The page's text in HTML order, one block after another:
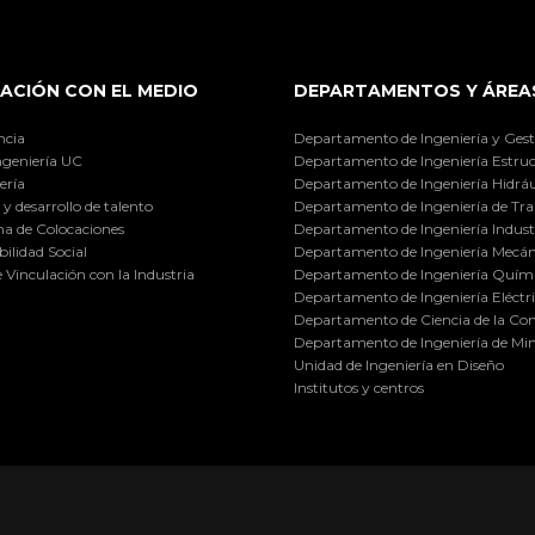
CON EL MEDIO
UC
desarrollo de talento
de Colocaciones
Social
Vinculación con la Industria
DEPARTAMENTOS Y
Departamento de Ingeniería y
Departamento de Ingeniería
Departamento de Ingeniería
Departamento de Ingeniería de
Departamento de Ingeniería
Departamento de Ingeniería
Departamento de Ingeniería
Departamento de Ingeniería
Departamento de Ciencia de la
Departamento de Ingeniería de
Unidad de Ingeniería en Diseño
Institutos y centros